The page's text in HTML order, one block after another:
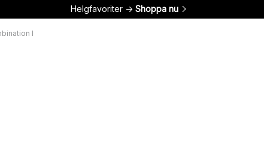
Helgfavoriter → Shoppa nu
I